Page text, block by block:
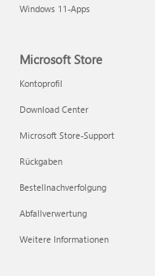
Windows 11-Apps
Microsoft Store
Kontoprofil
Download Center
Microsoft Store-Support
Rückgaben
Bestellnachverfolgung
Abfallverwertung
Weitere Informationen